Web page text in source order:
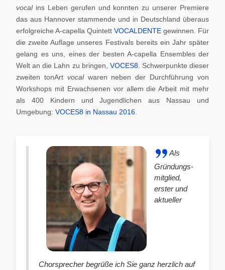
vocal ins Leben gerufen und konnten zu unserer Premiere
das aus Hannover stammende und in Deutschland überaus
erfolgreiche A-capella Quintett VOCALDENTE gewinnen. Für
die zweite Auflage unseres Festivals bereits ein Jahr später
gelang es uns, eines der besten A-capella Ensembles der
Welt an die Lahn zu bringen, VOCES8. Schwerpunkte dieser
zweiten tonArt vocalwaren neben der Durchführung von
Workshops mit Erwachsenen vor allem die Arbeit mit mehr
als 400 Kindern und Jugendlichen aus Nassau und
Umgebung: VOCES8 in Nassau 2016
Als
Gründungs-
mitglied,
erster und
aktueller
Chorsprecher begrüße ich Sie ganz herzlich auf